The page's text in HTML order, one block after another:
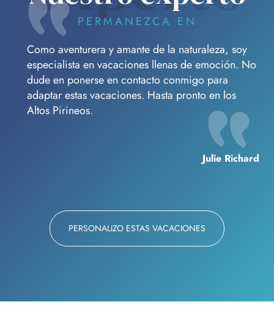
PERMANEZCA EN
Como aventurera y amante de la naturaleza, soy
especialista en vacaciones llenas de emoción. No
dude en ponerse en contacto conmigo para
adaptar estas vacaciones. Hasta pronto en los
Altos Pirineos.
Julie Richard
PERSONALIZO ESTAS VACACIONES